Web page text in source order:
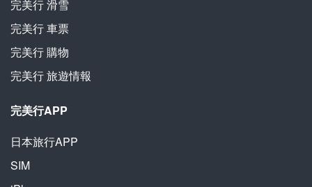
完美行滑雪
完美行車票
完美行購物
完美行旅遊情報
完美行APP
日本旅行APP
SIM